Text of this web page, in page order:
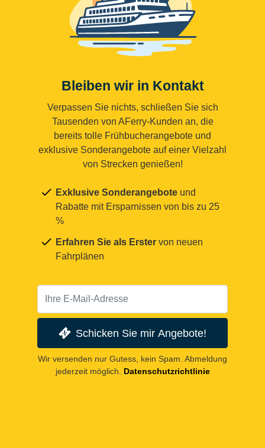
Bleiben wir in Kontakt
Verpassen Sie nichts, schließen Sie sich
Tausenden von AFerry-Kunden an, die
bereits tolle Frühbucherangebote und
exklusive Sonderangebote auf einer Vielzahl
von Strecken genießen!
Exklusive Sonderangebote und
Rabatte mit Ersparnissen von bis zu 25
%
Erfahren Sie als Erster von neuen
Fahrplänen
Schicken Sie mir Angebote!
Wir versenden nur Gutess, kein Spam. Abmeldung
jederzeit möglich. Datenschutzrichtlinie